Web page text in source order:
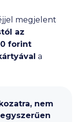
megjelent
az
forint
a
nem